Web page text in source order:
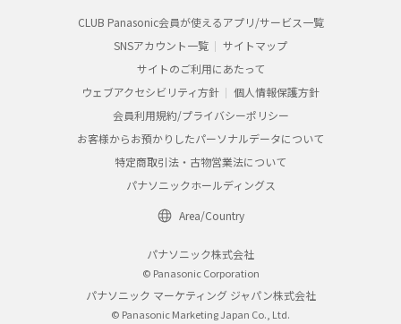
CLUB Panasonic会員が使えるアプリ/サービス一覧
SNSアカウント一覧
サイトマップ
サイトのご利用にあたって
ウェブアクセシビリティ方針
個人情報保護方針
会員利用規約/プライバシーポリシー
お客様からお預かりしたパーソナルデータについて
特定商取引法・古物営業法について
パナソニックホールディングス
Area/Country
パナソニック株式会社
© Panasonic Corporation
パナソニック マーケティング ジャパン株式会社
© Panasonic Marketing Japan Co., Ltd.